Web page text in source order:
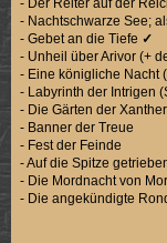
- Der Reiter auf der
- Nachtschwarze See;
- Gebet an die Tiefe ✓
- Unheil über Arivor (+
- Eine königliche Nacht
- Labyrinth der Intrigen
- Die Gärten der
- Banner der Treue
- Fest der Feinde
- Auf die Spitze
- Die Mordnacht von
- Die angekündigte